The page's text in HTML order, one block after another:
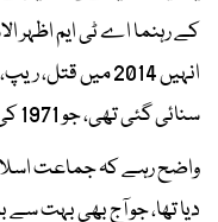
کے رہنما اے ٹی ایم اظہر
انہیں 2014 میں
سنائی گئی تھی، جو 1971 کی پاک-بنگلہ جنگ سے متعلق تھے۔
واضح رہے کہ جماعت
دیا تھا، جو آج بھی بہت